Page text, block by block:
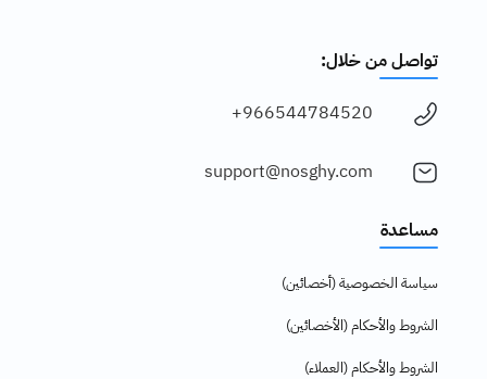
تواصل من خلال:
966544784520+
support@nosghy.com
مساعدة
سياسة الخصوصية (أخصائين)
الشروط والأحكام (الأخصائين)
الشروط والأحكام (العملاء)